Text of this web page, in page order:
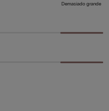
Demasiado grande